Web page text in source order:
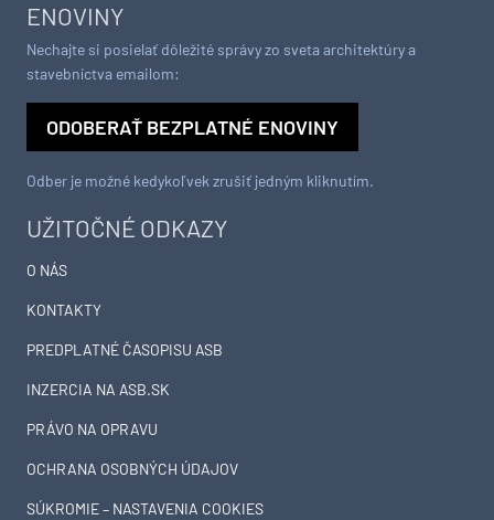
UŽITOČNÉ ODKAZY
O NÁS
KONTAKTY
PREDPLATNÉ ČASOPISU ASB
INZERCIA NA ASB.SK
PRÁVO NA OPRAVU
OCHRANA OSOBNÝCH ÚDAJOV
SÚKROMIE – NASTAVENIA COOKIES
ENOVINY
Nechajte si posielať dôležité správy zo sveta architektúry a
stavebníctva emailom:
ODOBERAŤ BEZPLATNÉ ENOVINY
Odber je možné kedykoľvek zrušiť jedným kliknutím.